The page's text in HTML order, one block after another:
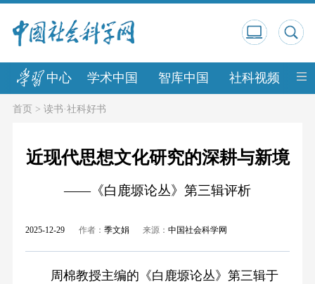
中心 学术中国 智库中国 社科视频 中
首页> 读书·社科好书
近现代思想文化研究的深耕与新境
——《白鹿塬论丛》第三辑评析
2025-12-29 作者： 季文娟 来源：中国社会科学网
周棉教授主编的《白鹿塬论丛》第三辑于